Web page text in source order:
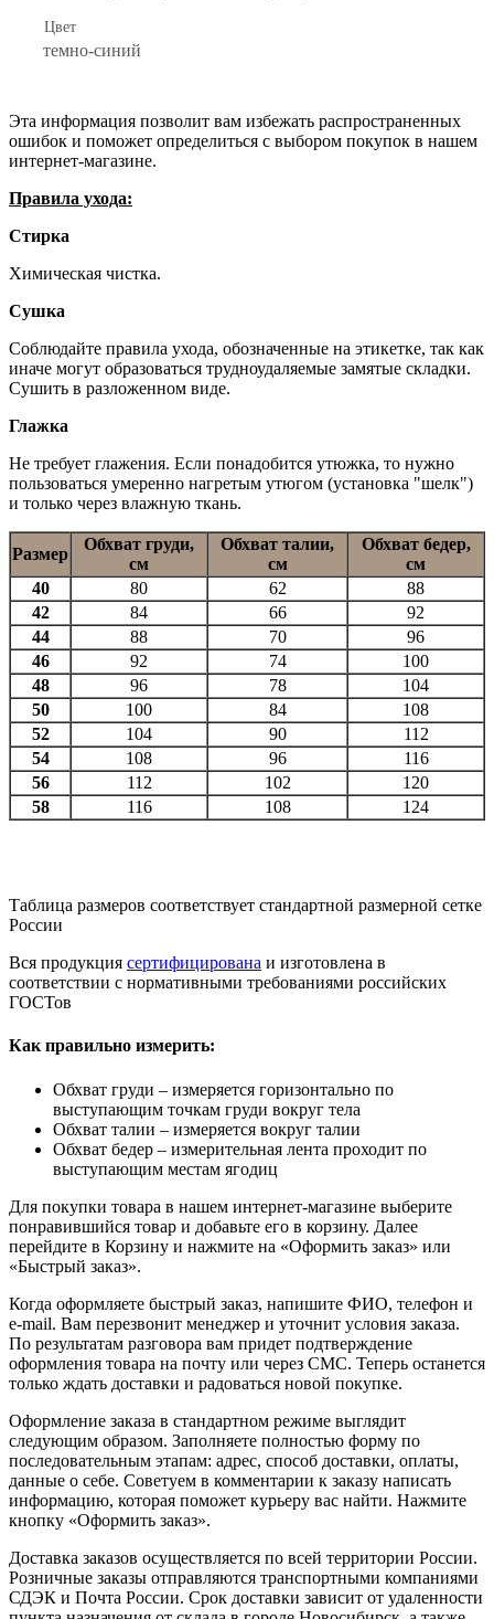
Цвет
темно-синий
Эта информация позволит вам избежать распространенных
ошибок и поможет определиться с выбором покупок в нашем
интернет-магазине.
Правила ухода:
Стирка
Химическая чистка.
Сушка
Соблюдайте правила ухода, обозначенные на этикетке, так как
иначе могут образоваться трудноудаляемые замятые складки.
Сушить в разложенном виде.
Глажка
Не требует глажения. Если понадобится утюжка, то нужно
пользоваться умеренно нагретым утюгом (установка "шелк")
и только через влажную ткань.
Размер
Обхват груди,
см
Обхват талии,
см
Обхват бедер,
см
40
80 62
88
42
84 66
92
44
88 70
96
46
92 74
100
48
96 78
104
50
100 84
108
52
104 90
112
54
108 96
116
56
112 102
120
58
116 108 124
Таблица размеров соответствует стандартной размерной сетке
России
Вся продукция сертифицирована и изготовлена в
соответствии с нормативными требованиями российских
ГОСТов
Как правильно измерить:
Обхват груди – измеряется горизонтально по
выступающим точкам груди вокруг тела
Обхват талии – измеряется вокруг талии
Обхват бедер – измерительная лента проходит по
выступающим местам ягодиц
Для покупки товара в нашем интернет-магазине выберите
понравившийся товар и добавьте его в корзину. Далее
перейдите в Корзину и нажмите на «Оформить заказ» или
«Быстрый заказ».
Когда оформляете быстрый заказ, напишите ФИО, телефон и
e-mail. Вам перезвонит менеджер и уточнит условия заказа.
По результатам разговора вам придет подтверждение
оформления товара на почту или через СМС. Теперь останется
только ждать доставки и радоваться новой покупке.
Оформление заказа в стандартном режиме выглядит
следующим образом. Заполняете полностью форму по
последовательным этапам: адрес, способ доставки, оплаты,
данные о себе. Советуем в комментарии к заказу написать
информацию, которая поможет курьеру вас найти. Нажмите
кнопку «Оформить заказ».
Доставка заказов осуществляется по всей территории России.
Розничные заказы отправляются транспортными компаниями
СДЭК и Почта России. Срок доставки зависит от удаленности